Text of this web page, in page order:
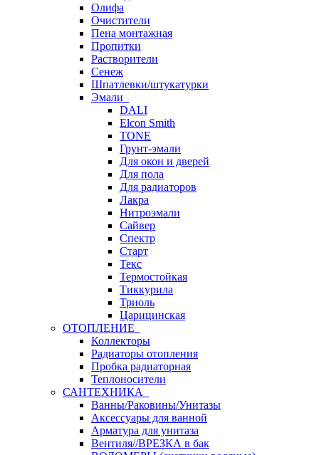
Олифа
Очистители
Пена монтажная
Пропитки
Растворители
Сенеж
Шпатлевки/штукатурки
Эмали
DALI
Elcon Smith
TONE
Грунт-эмали
Для окон и дверей
Для пола
Для радиаторов
Лакра
Нитроэмали
Сайвер
Спектр
Старт
Текс
Термостойкая
Тиккурила
Триоль
Царицинская
ОТОПЛЕНИЕ
Коллекторы
Радиаторы отопления
Пробка радиаторная
Теплоносители
САНТЕХНИКА
Ванны/Раковины/Унитазы
Аксессуары для ванной
Арматура для унитаза
Вентиля//ВРЕЗКА в бак